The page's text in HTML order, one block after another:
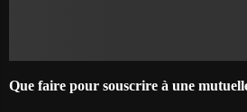
Que faire pour souscrire à une